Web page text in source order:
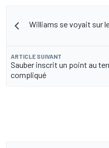
Williams se voyait sur
ARTICLE SUIVANT
Sauber inscrit un point au
compliqué